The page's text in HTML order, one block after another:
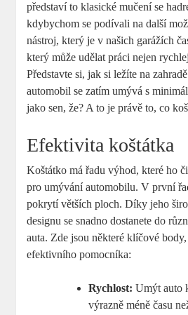
představí to klasické mučení se
kdybychom se podívali na další
nástroj, který je v našich garážích
který může udělat práci nejen
Představte si, jak si ležíte na
automobil se zatím umývá s
jako sen, že? A to je právě to, co
Efektivita koštátka
Koštátko má řadu výhod, které ho
pro umývání automobilu. V první
pokrytí větších ploch. Díky jeho
designu se snadno dostanete do
auta. Zde jsou některé klíčové
efektivního pomocníka:
Rychlost: Umýt auto
výrazně méně času